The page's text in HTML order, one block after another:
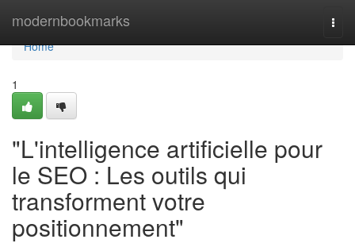
modernbookmarks
Home
Home
1
"L'intelligence artificielle pour
le SEO : Les outils qui
transforment votre
positionnement"